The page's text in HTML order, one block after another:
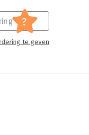
?
te geven